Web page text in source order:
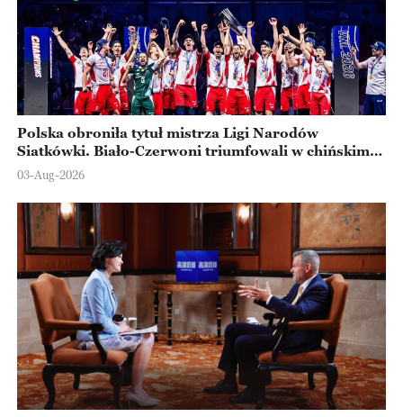
Polska obroniła tytuł mistrza Ligi Narodów
Siatkówki. Biało-Czerwoni triumfowali w chińskim
Ningbo
03-Aug-2026